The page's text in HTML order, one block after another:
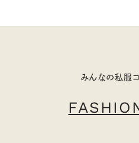
みんなの私服コ